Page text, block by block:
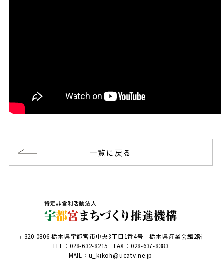
一覧に戻る
〒320-0806 栃木県宇都宮市中央3丁目1番4号 栃木県産業会館2階
TEL：028-632-8215 FAX：028-637-8383
MAIL：u_kikoh@ucatv.ne.jp